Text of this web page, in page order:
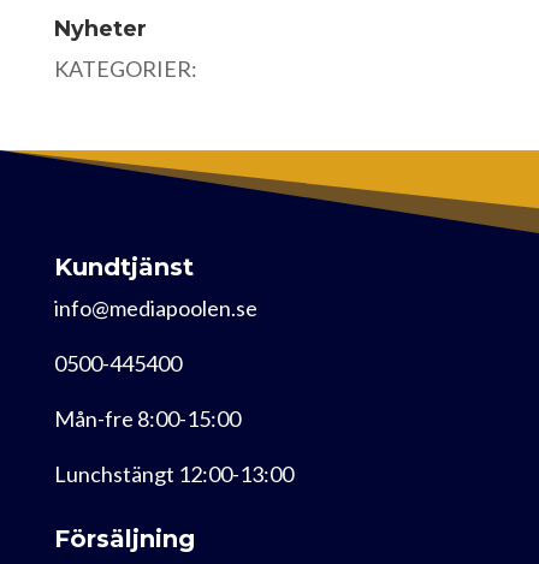
Nyheter
KATEGORIER:
Kundtjänst
info@mediapoolen.se
0500-445400
Mån-fre 8:00-15:00
Lunchstängt 12:00-13:00
Försäljning